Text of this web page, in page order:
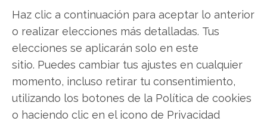
Haz clic a continuación para aceptar lo anterior
o realizar elecciones más detalladas. Tus
elecciones se aplicarán solo en este
sitio. Puedes cambiar tus ajustes en cualquier
momento, incluso retirar tu consentimiento,
utilizando los botones de la Política de cookies
o haciendo clic en el icono de Privacidad
Copiar enlace
SOBRE EL AUTOR